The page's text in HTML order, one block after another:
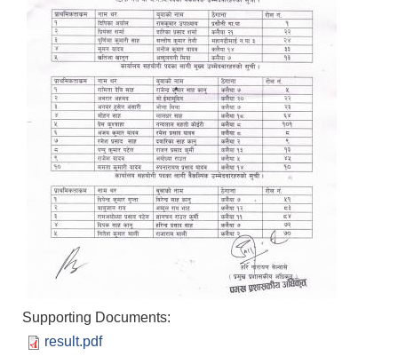
Supporting Documents:
result.pdf